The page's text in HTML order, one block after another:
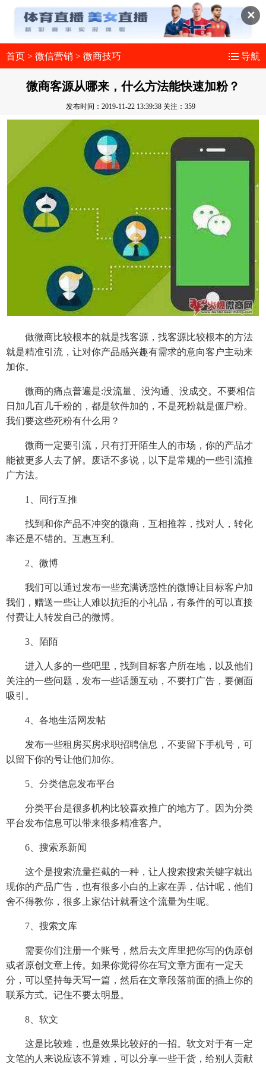
✕
首页 > 微信营销 > 微商技巧 导航
微商客源从哪来，什么方法能快速加粉？
发布时间：2019-11-22 13:39:38 关注：359
做微商比较根本的就是找客源，找客源比较根本的方法
就是精准引流，让对你产品感兴趣有需求的意向客户主动来
加你。
微商的痛点普遍是:没流量、没沟通、没成交。不要相信
日加几百几千粉的，都是软件加的，不是死粉就是僵尸粉。
我们要这些死粉有什么用？
微商一定要引流，只有打开陌生人的市场，你的产品才
能被更多人去了解。废话不多说，以下是常规的一些引流推
广方法。
1、同行互推
找到和你产品不冲突的微商，互相推荐，找对人，转化
率还是不错的。互惠互利。
2、微博
我们可以通过发布一些充满诱惑性的微博让目标客户加
我们，赠送一些让人难以抗拒的小礼品，有条件的可以直接
付费让人转发自己的微博。
3、陌陌
进入人多的一些吧里，找到目标客户所在地，以及他们
关注的一些问题，发布一些话题互动，不要打广告，要侧面
吸引。
4、各地生活网发帖
发布一些租房买房求职招聘信息，不要留下手机号，可
以留下你的号让他们加你。
5、分类信息发布平台
分类平台是很多机构比较喜欢推广的地方了。因为分类
平台发布信息可以带来很多精准客户。
6、搜索系新闻
这个是搜索流量拦截的一种，让人搜索搜索关键字就出
现你的产品广告，也有很多小白的上家在弄，估计呢，他们
舍不得教你，很多上家估计就看这个流量为生呢。
7、搜索文库
需要你们注册一个账号，然后去文库里把你写的伪原创
或者原创文章上传。如果你觉得你在写文章方面有一定天
分，可以坚持每天写一篇，然后在文章段落前面的插上你的
联系方式。记住不要太明显。
8、软文
这是比较难，也是效果比较好的一招。软文对于有一定
文笔的人来说应该不算难，可以分享一些干货，给别人贡献